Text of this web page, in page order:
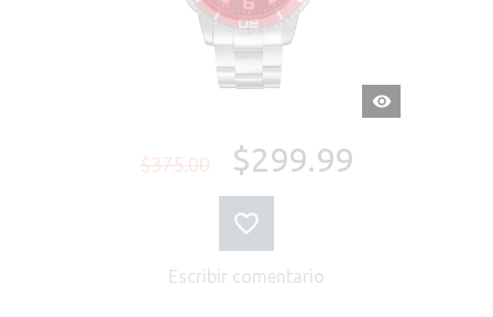
VISTA
RÁPIDA
$375.00 $299.99
Escribir comentario